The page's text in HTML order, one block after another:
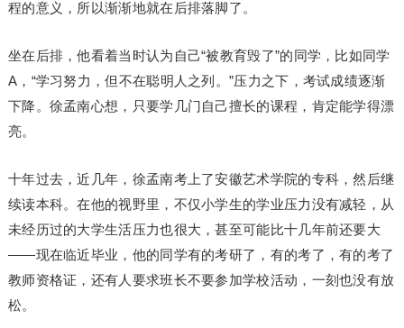
程的意义，所以渐渐地就在后排落脚了。
坐在后排，他看着当时认为自己“被教育毁了”的同学，比如同学
A，“学习努力，但不在聪明人之列。”压力之下，考试成绩逐渐
下降。徐孟南心想，只要学几门自己擅长的课程，肯定能学得漂
亮。
十年过去，近几年，徐孟南考上了安徽艺术学院的专科，然后继
续读本科。在他的视野里，不仅小学生的学业压力没有减轻，从
未经历过的大学生活压力也很大，甚至可能比十几年前还要大
——现在临近毕业，他的同学有的考研了，有的考了，有的考了
教师资格证，还有人要求班长不要参加学校活动，一刻也没有放
松。